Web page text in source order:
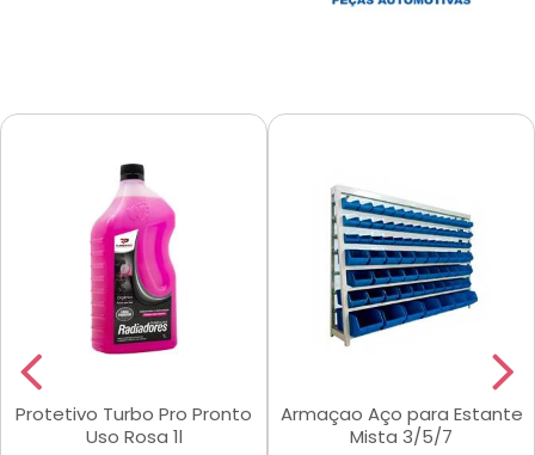
Protetivo Turbo Pro Pronto
Uso Rosa 1l
Armaçao Aço para Estante
Mista 3/5/7